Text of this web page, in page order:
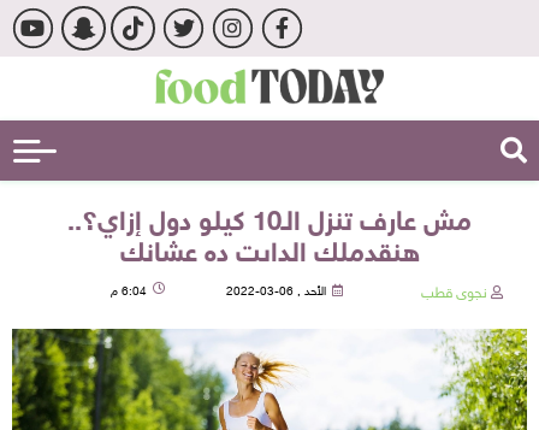
مش عارف تنزل الـ10 كيلو دول إزاي؟..
هنقدملك الدايت ده عشانك
نجوى قطب الأحد , 06-03-2022 6:04 م